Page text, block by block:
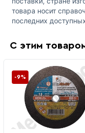
товара носит
последних
С этим
-9%